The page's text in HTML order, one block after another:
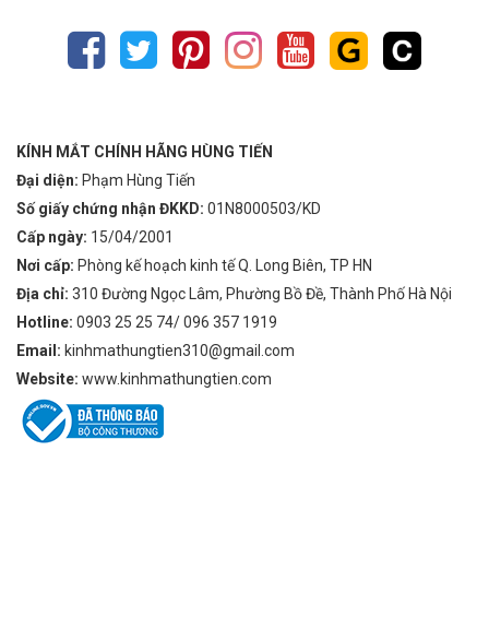
KÍNH MẮT CHÍNH HÃNG HÙNG TIẾN
Đại diện: Phạm Hùng Tiến
Số giấy chứng nhận ĐKKD: 01N8000503/KD
Cấp ngày: 15/04/2001
Nơi cấp: Phòng kế hoạch kinh tế Q. Long Biên, TP HN
Địa chỉ: 310 Đường Ngọc Lâm, Phường Bồ Đề, Thành Phố Hà Nội
Hotline: 0903 25 25 74/ 096 357 1919
Email: kinhmathungtien310@gmail.com
Website: www.kinhmathungtien.com